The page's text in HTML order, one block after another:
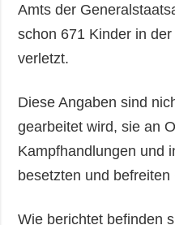
Amts der
schon 671 Kinder in
verletzt.
Diese Angaben sind
gearbeitet wird, sie an
Kampfhandlungen und
besetzten und
Wie berichtet befinden